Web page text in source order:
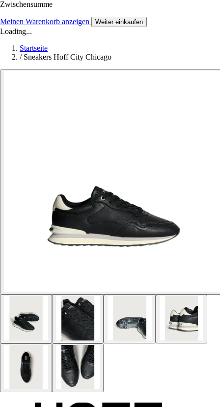
Zwischensumme
Meinen Warenkorb anzeigen Weiter einkaufen
Loading...
Startseite
/ Sneakers Hoff City Chicago